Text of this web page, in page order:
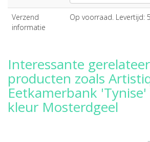
Verzend
informatie
Op voorraad. Levertijd:
Interessante
producten zoals
Eetkamerbank 'Tynise'
kleur Mosterdgeel